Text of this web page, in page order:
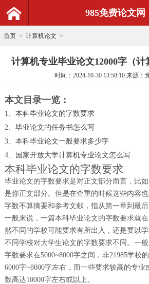
985免费论文网
首页 > 计算机论文 >
计算机专业毕业论文12000字（计
时间： 2024-10-30 13:58:10 来源：
本文目录一览：
1、 本科毕业论文的字数要求
2、 毕业论文的任务书怎么写
3、 本科毕业论文一般要求多少字
4、
国家开放大学计算机专业论文怎么写
本科毕业论文的字数要求
毕业论文的字数要求是对正文部分而言，比
是你正文部分。但是在查重的时候这些内容
字数不算摘要和参考文献，指从第一章到最后
一般来说，一篇本科毕业论文的字数要求就在
然不同的学校可能要求有所出入，还是要以学
不同学校对大学生论文的字数要求不同。一
字数要求在5000~8000字之间，非21985学校
6000字~8000字左右，而一些要求较高的专
数高达10000字左右或以上。